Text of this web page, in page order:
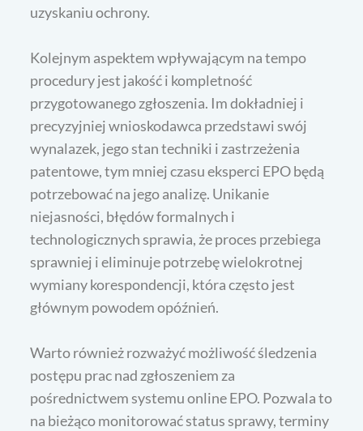
uzyskaniu ochrony.
Kolejnym aspektem wpływającym na tempo
procedury jest jakość i kompletność
przygotowanego zgłoszenia. Im dokładniej i
precyzyjniej wnioskodawca przedstawi swój
wynalazek, jego stan techniki i zastrzeżenia
patentowe, tym mniej czasu eksperci EPO będą
potrzebować na jego analizę. Unikanie
niejasności, błędów formalnych i
technologicznych sprawia, że proces przebiega
sprawniej i eliminuje potrzebę wielokrotnej
wymiany korespondencji, która często jest
głównym powodem opóźnień.
Warto również rozważyć możliwość śledzenia
postępu prac nad zgłoszeniem za
pośrednictwem systemu online EPO. Pozwala to
na bieżąco monitorować status sprawy, terminy